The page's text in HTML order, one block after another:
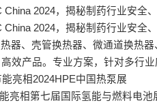
2024，揭秘制药行业安全
2024，揭秘制药行业安全
器、壳管换热器、微通道换热
效产品。专业方案，针对多行业
亮相2024HPE中国热泵展
亮相第七届国际氢能与燃料电池